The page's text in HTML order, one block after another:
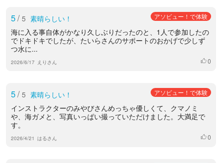
5/ 5 素晴らしい！ アソビュー！で体験
海に入る事自体がかなり久しぶりだったのと、1人で参加したの
でドキドキでしたが、たいらさんのサポートのおかげで少しず
つ水に...
2026/6/17 えりさん いいね
0
5/ 5 素晴らしい！ アソビュー！で体験
インストラクターのみやびさんめっちゃ優しくて、クマノミ
や、海ガメと、写真いっぱい撮っていただけました。大満足で
す。
2026/4/21 はるさん いいね
0